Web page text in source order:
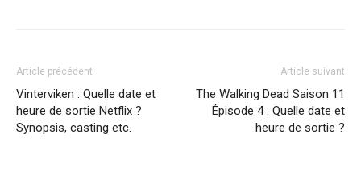
Article précédent
Vinterviken : Quelle date et
heure de sortie Netflix ?
Synopsis, casting etc.
Article suivant
The Walking Dead Saison 11
Épisode 4 : Quelle date et
heure de sortie ?